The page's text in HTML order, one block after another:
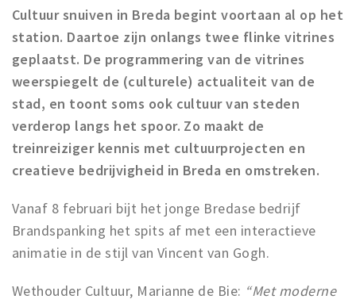
Registering municipality
Health insurance
General practitioner and first aid
Q&A
DISCOUNTS
Breda Student Shop
Spin the wheel!
LEISURE
SportS
Agenda
Cultuur snuiven in Breda begint voortaan al op het
station. Daartoe zijn onlangs twee flinke vitrines
geplaatst. De programmering van de vitrines
weerspiegelt de (culturele) actualiteit van de
stad, en toont soms ook cultuur van steden
verderop langs het spoor. Zo maakt de
treinreiziger kennis met cultuurprojecten en
creatieve bedrijvigheid in Breda en omstreken.
Vanaf 8 februari bijt het jonge Bredase bedrijf
Brandspanking het spits af met een interactieve
animatie in de stijl van Vincent van Gogh.
Wethouder Cultuur, Marianne de Bie: “Met moderne